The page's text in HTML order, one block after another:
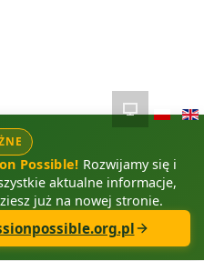
Possible! Rozwijamy się i
aktualne informacje,
już na nowej stronie.